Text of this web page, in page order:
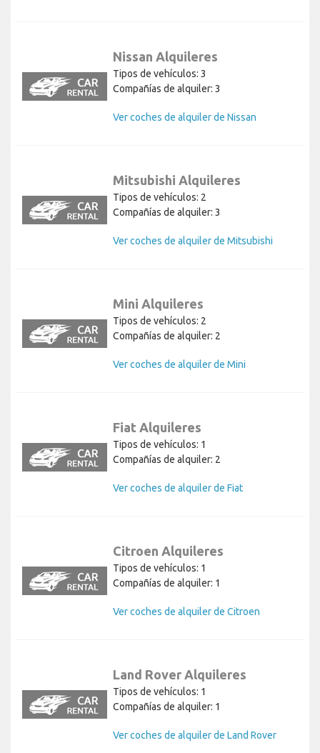
Nissan Alquileres
Tipos de vehículos: 3
Compañías de alquiler: 3
Ver coches de alquiler de Nissan
Mitsubishi Alquileres
Tipos de vehículos: 2
Compañías de alquiler: 3
Ver coches de alquiler de Mitsubishi
Mini Alquileres
Tipos de vehículos: 2
Compañías de alquiler: 2
Ver coches de alquiler de Mini
Fiat Alquileres
Tipos de vehículos: 1
Compañías de alquiler: 2
Ver coches de alquiler de Fiat
Citroen Alquileres
Tipos de vehículos: 1
Compañías de alquiler: 1
Ver coches de alquiler de Citroen
Land Rover Alquileres
Tipos de vehículos: 1
Compañías de alquiler: 1
Ver coches de alquiler de Land Rover